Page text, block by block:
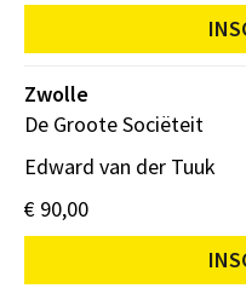
Zwolle
De Groote Sociëteit
Edward van der Tuuk
€ 90,00